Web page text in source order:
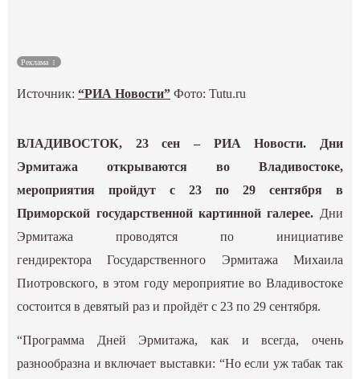
ГИД
Реклама
Источник:“РИА Новости” Фото:Tutu.ru
ВЛАДИВОСТОК, 23 сен – РИА Новости. Дни
Эрмитажа открываются во Владивостоке,
мероприятия пройдут с 23 по 29 сентября в
Приморской государственной картинной галерее. Дни
Эрмитажа проводятся по инициативе
гендиректора Государственного Эрмитажа Михаила
Пиотровского, в этом году мероприятие во Владивостоке
состоится в девятый раз и пройдёт с 23 по 29 сентября.
“Программа Дней Эрмитажа, как и всегда, очень
разнообразна и включает выставки: “Но если уж табак так